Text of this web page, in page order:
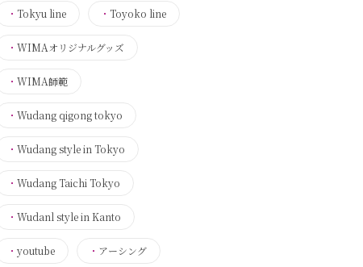
・ Tokyu line ・ Toyoko line
・ WIMAオリジナルグッズ
・ WIMA師範
・ Wudang qigong tokyo
・ Wudang style in Tokyo
・ Wudang Taichi Tokyo
・ Wudanl style in Kanto
・ youtube ・ アーシング